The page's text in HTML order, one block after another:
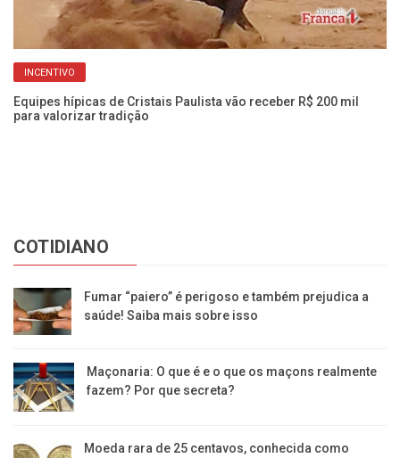
INCENTIVO
Equipes hípicas de Cristais Paulista vão receber R$ 200 mil
para valorizar tradição
COTIDIANO
Fumar “paiero” é perigoso e também prejudica a
saúde! Saiba mais sobre isso
Maçonaria: O que é e o que os maçons realmente
fazem? Por que secreta?
Moeda rara de 25 centavos, conhecida como